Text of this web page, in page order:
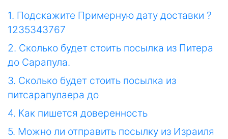
1. Подскажите Примерную дату доставки ?
1235343767
2. Сколько будет стоить посылка из Питера
до Сарапула.
3. Сколько будет стоить посылка из
питсарапулаера до
4. Как пишется доверенность
5. Можно ли отправить посылку из Израиля